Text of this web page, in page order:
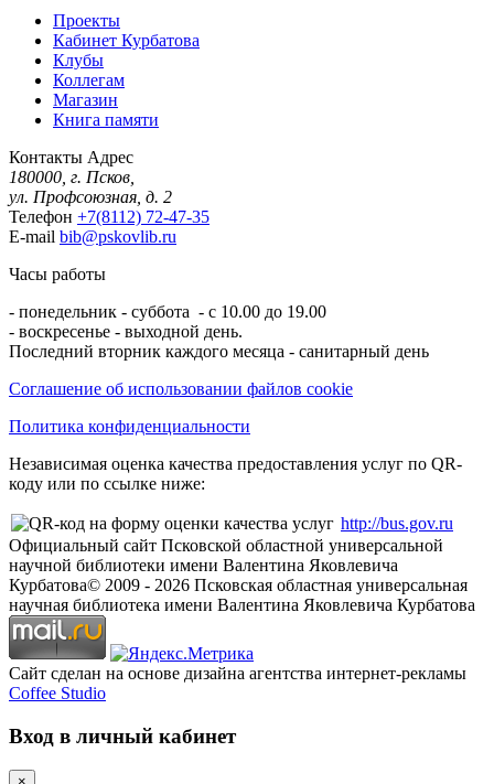
Проекты
Кабинет Курбатова
Клубы
Коллегам
Магазин
Книга памяти
Контакты Адрес
180000, г. Псков,
ул. Профсоюзная, д. 2
Телефон +7(8112) 72-47-35
E-mail bib@pskovlib.ru
Часы работы
- понедельник - суббота - с 10.00 до 19.00
- воскресенье - выходной день.
Последний вторник каждого месяца - санитарный день
Соглашение об использовании файлов cookie
Политика конфиденциальности
Независимая оценка качества предоставления услуг по QR-
коду или по ссылке ниже:
http://bus.gov.ru
Официальный сайт Псковской областной универсальной
научной библиотеки имени Валентина Яковлевича
Курбатова© 2009 - 2026 Псковская областная универсальная
научная библиотека имени Валентина Яковлевича Курбатова
Сайт сделан на основе дизайна агентства интернет-рекламы
Coffee Studio
Вход в личный кабинет